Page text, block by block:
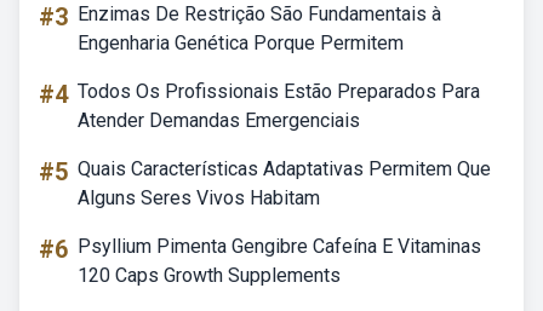
#3 Enzimas De Restrição São Fundamentais à
Engenharia Genética Porque Permitem
#4 Todos Os Profissionais Estão Preparados Para
Atender Demandas Emergenciais
#5 Quais Características Adaptativas Permitem Que
Alguns Seres Vivos Habitam
#6 Psyllium Pimenta Gengibre Cafeína E Vitaminas
120 Caps Growth Supplements